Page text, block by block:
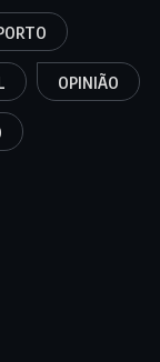
OPINIÃO